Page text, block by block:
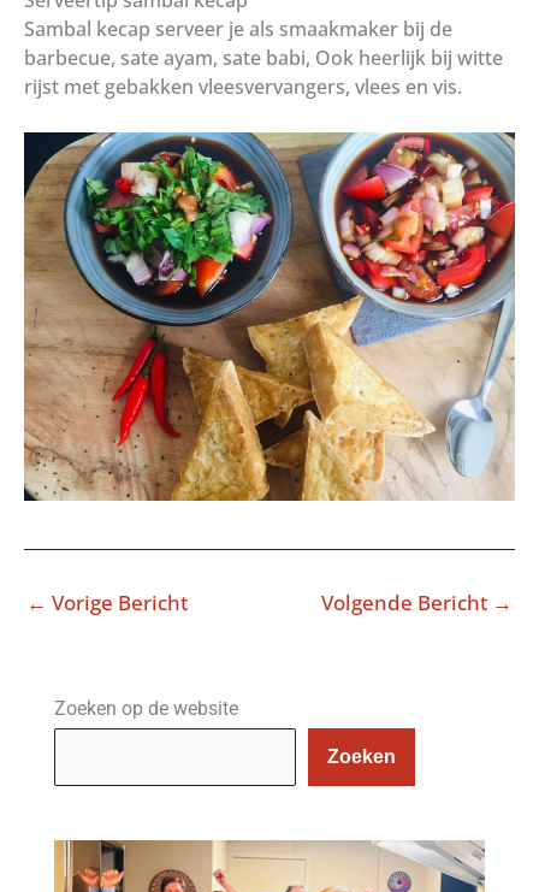
Sambal kecap serveer je als smaakmaker bij de
barbecue, sate ayam, sate babi, Ook heerlijk bij witte
rijst met gebakken vleesvervangers, vlees en vis.
← Vorige Bericht Volgende Bericht →
Zoeken op de website
Zoeken